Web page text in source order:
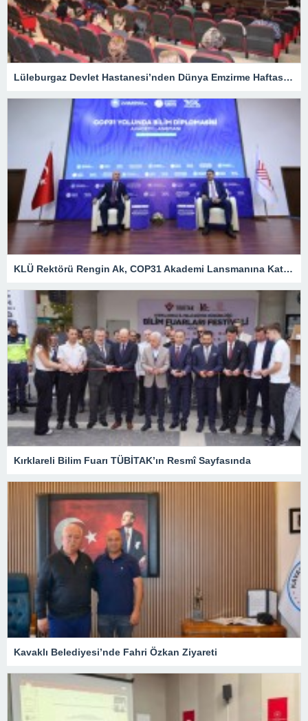
Lüleburgaz Devlet Hastanesi’nden Dünya Emzirme Haftası Katılımı
KLÜ Rektörü Rengin Ak, COP31 Akademi Lansmanına Katıldı
Kırklareli Bilim Fuarı TÜBİTAK’ın Resmî Sayfasında
Kavaklı Belediyesi’nde Fahri Özkan Ziyareti